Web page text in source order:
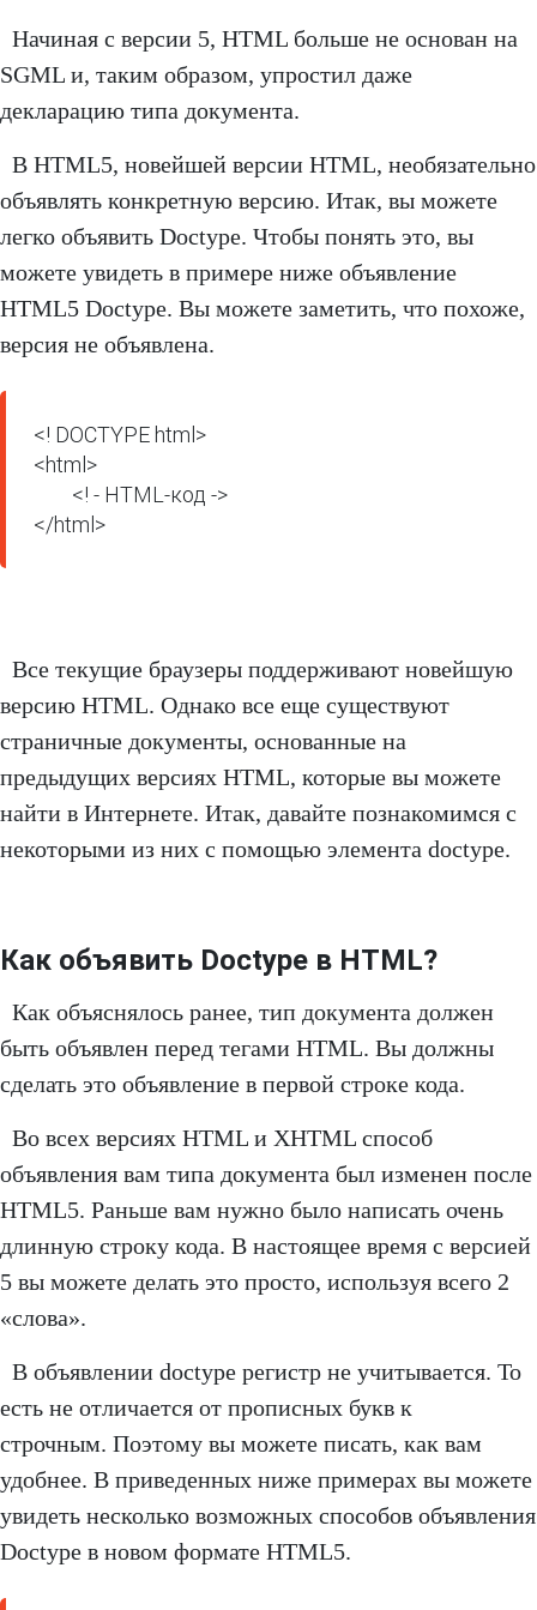
Начиная с версии 5, HTML больше не основан на
SGML и, таким образом, упростил даже
декларацию типа документа.
В HTML5, новейшей версии HTML, необязательно
объявлять конкретную версию. Итак, вы можете
легко объявить Doctype. Чтобы понять это, вы
можете увидеть в примере ниже объявление
HTML5 Doctype. Вы можете заметить, что похоже,
версия не объявлена.
<! DOCTYPE html>
<html>
</html>
Все текущие браузеры поддерживают новейшую
версию HTML. Однако все еще существуют
страничные документы, основанные на
предыдущих версиях HTML, которые вы можете
найти в Интернете. Итак, давайте познакомимся с
некоторыми из них с помощью элемента doctype.
Как объявить Doctype в HTML?
Как объяснялось ранее, тип документа должен
быть объявлен перед тегами HTML. Вы должны
сделать это объявление в первой строке кода.
Во всех версиях HTML и XHTML способ
объявления вам типа документа был изменен после
HTML5. Раньше вам нужно было написать очень
длинную строку кода. В настоящее время с версией
5 вы можете делать это просто, используя всего 2
«слова».
В объявлении doctype регистр не учитывается. То
есть не отличается от прописных букв к
строчным. Поэтому вы можете писать, как вам
удобнее. В приведенных ниже примерах вы можете
увидеть несколько возможных способов объявления
Doctype в новом формате HTML5.